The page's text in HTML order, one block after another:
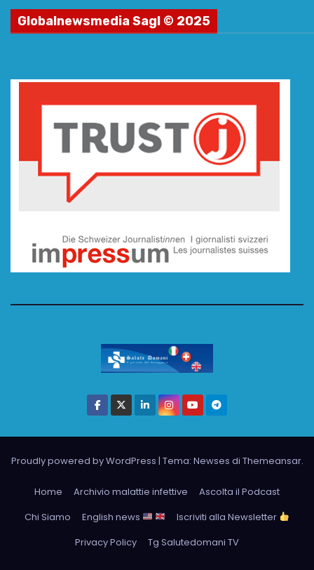
Globalnewsmedia Sagl © 2025
Proudly powered by WordPress | Tema: Newses di Themeansar.
Home Archivio malattie infettive
Ascolta il Podcast
Chi Siamo
English news
Iscriviti alla Newsletter
Privacy Policy
Tg Salutedomani TV